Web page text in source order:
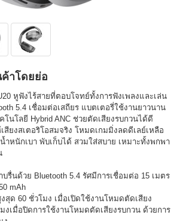
ค้าโดยย่อ
หูฟังไร้สายที่ตอบโจทย์ทั้งการฟังเพลงและเล่น
5.4 เชื่อมต่อเสถียร แบตเตอรี่ใช้งานยาวนาน
โนโลยี Hybrid ANC ช่วยตัดเสียงรบกวนได้ดี
สียงสเตอริโอสมจริง โหมดเกมมิ่งลดดีเลย์เหลือ
ำหนักเบา พับเก็บได้ สวมใส่สบาย เหมาะทั้งพกพา
บรื่นด้วย Bluetooth 5.4 รัศมีการเชื่อมต่อ 15 เมตร
mAh
งสุด 60 ชั่วโมง เมื่อเปิดใช้งานโหมดตัดเสียง
งเมื่อปิดการใช้งานโหมดตัดเสียงรบกวน ด้วยการ